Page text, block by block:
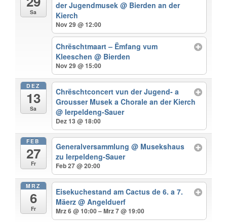
Sa
der Jugendmusek@ Bierden an der
Kierch
Nov 29 @ 12:00
Chrëschtmaart – Ëmfang vum
Kleeschen@ Bierden
Nov 29 @ 15:00
DEZ
13
Sa
Chrëschtconcert vun der Jugend- a
Grousser Musek a Chorale an der Kierch
@ Ierpeldeng-Sauer
Dez 13 @ 18:00
FEB
27
Fr
Generalversammlung@ Musekshaus
zu Ierpeldeng-Sauer
Feb 27 @ 20:00
MRZ
6
Fr
Eisekuchestand am Cactus de 6. a 7.
Mäerz@ Angelduerf
Mrz 6 @ 10:00 – Mrz 7 @ 19:00